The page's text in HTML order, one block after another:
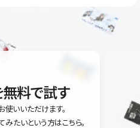
コミュニティもご利用ください。
無料で試す
いいただけます。
たいという方はこちら。